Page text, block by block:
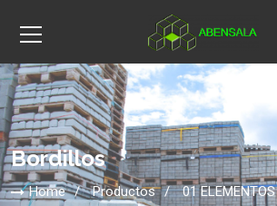
Bordillos
Home Productos 01